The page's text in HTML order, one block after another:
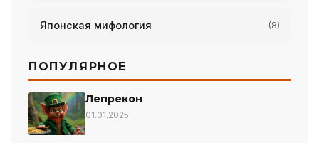
Японская мифология (8)
ПОПУЛЯРНОЕ
Лепрекон
01.01.2025